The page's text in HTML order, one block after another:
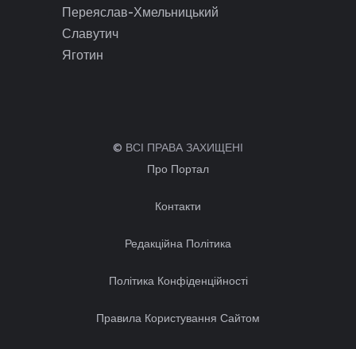
Переяслав-Хмельницький
Славутич
Яготин
© ВСІ ПРАВА ЗАХИЩЕНІ
Про Портал
Контакти
Редакційна Політика
Політика Конфіденційності
Правила Користування Сайтом